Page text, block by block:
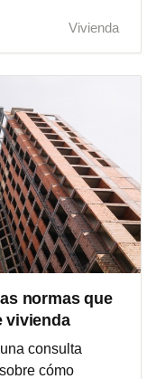
Vivienda
normas que
vivienda
consulta
cómo